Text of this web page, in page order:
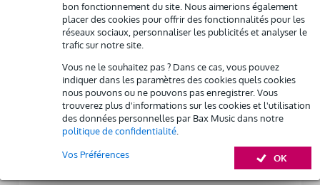
bon fonctionnement du site. Nous aimerions également
placer des cookies pour offrir des fonctionnalités pour les
réseaux sociaux, personnaliser les publicités et analyser le
trafic sur notre site.
Vous ne le souhaitez pas ? Dans ce cas, vous pouvez
indiquer dans les paramètres des cookies quels cookies
nous pouvons ou ne pouvons pas enregistrer. Vous
trouverez plus d'informations sur les cookies et l'utilisation
des données personnelles par Bax Music dans notre
politique de confidentialité
OK
Vos Préférences
Louez ce produit à partir de 29 € par mois
Location de plusieurs produits à la fois : min. 300 € et max.
Livraison à domicilegratuite
Résiliation possible du contrat après 4 mois
Possibilité d'acheter votre/vos produit(s) à un tarif réduit
Remplacement rapide par Bax Music en cas de défectuosité
Informations
Electro-Voice EVID-C6.2
Référence Fabricant : F.01U.351.200
Afficher toutes les caractéristiques du produit